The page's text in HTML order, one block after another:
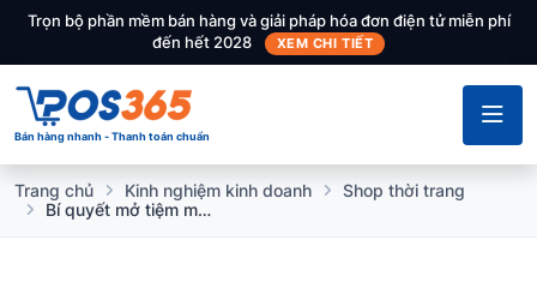
Trọn bộ phần mềm bán hàng và giải pháp hóa đơn điện tử miễn phí
đến hết 2028
XEM CHI TIẾT
Bán hàng nhanh - Thanh toán chuẩn
Trang chủ Kinh nghiệm kinh doanh
Shop thời trang
Bí quyết mở tiệm may quần áo đắt khách, không phải ai cũng biết